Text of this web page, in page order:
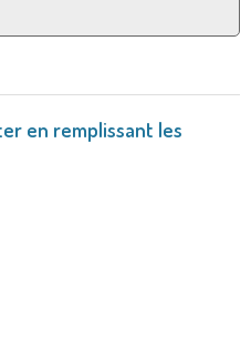
en remplissant les